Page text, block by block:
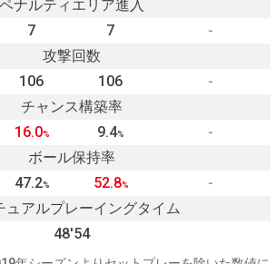
ペナルティエリア進入
7 7
-
攻撃回数
106 106
-
チャンス構築率
16.0% 9.4%
-
ボール保持率
47.2% 52.8%
-
ュアルプレーイングタイム
48'54